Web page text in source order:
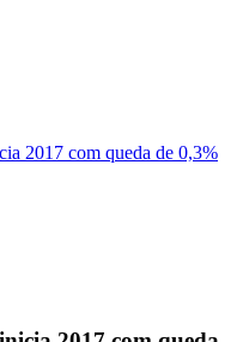
2017 com queda de 0,3%